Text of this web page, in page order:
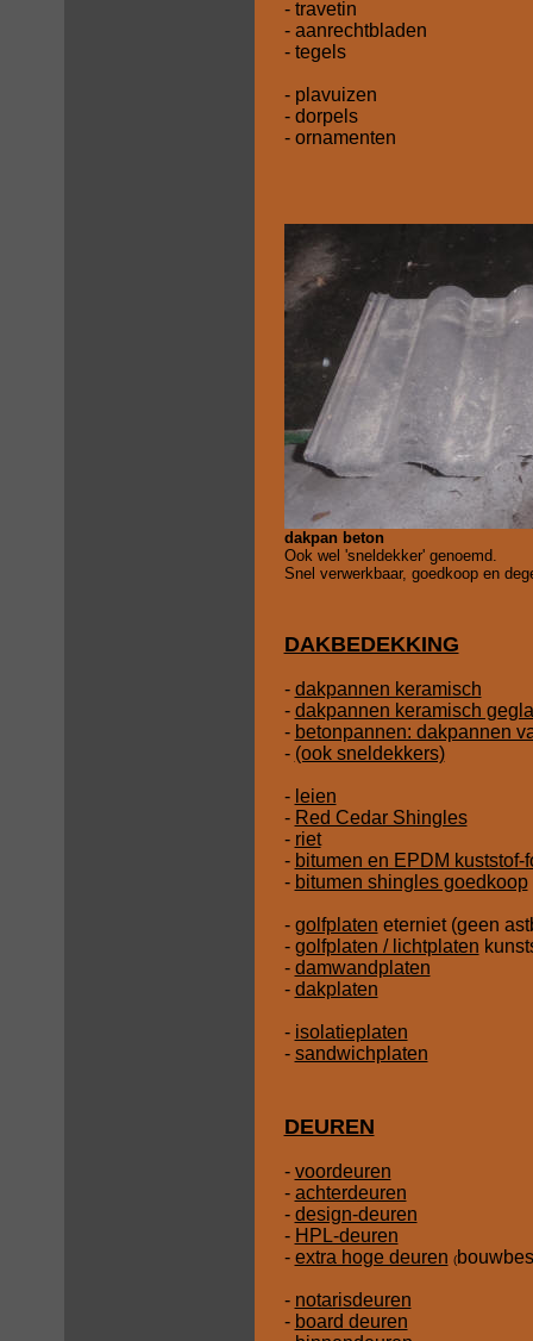
- travetin
- aanrechtbladen
- tegels
- plavuizen
- dorpels
- ornamenten
dakpan beton
Ook wel 'sneldekker' genoemd.
Snel verwerkbaar, goedkoop en
DAKBEDEKKING
- dakpannen keramisch
- dakpannen keramisch
- betonpannen: dakpannen
- (ook sneldekkers)
- leien
- Red Cedar Shingles
- riet
- bitumen en EPDM kuststof-
- bitumen shingles goedkoop
- golfplaten eterniet (geen
- golfplaten / lichtplaten
- damwandplaten
- dakplaten
- isolatieplaten
- sandwichplaten
DEUREN
- voordeuren
- achterdeuren
- design-deuren
- HPL-deuren
- extra hoge deuren (
- notarisdeuren
- board deuren